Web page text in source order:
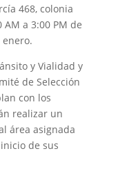
468, colonia
a 3:00 PM de
y Vialidad y
de Selección
con los
realizar un
área asignada
de sus